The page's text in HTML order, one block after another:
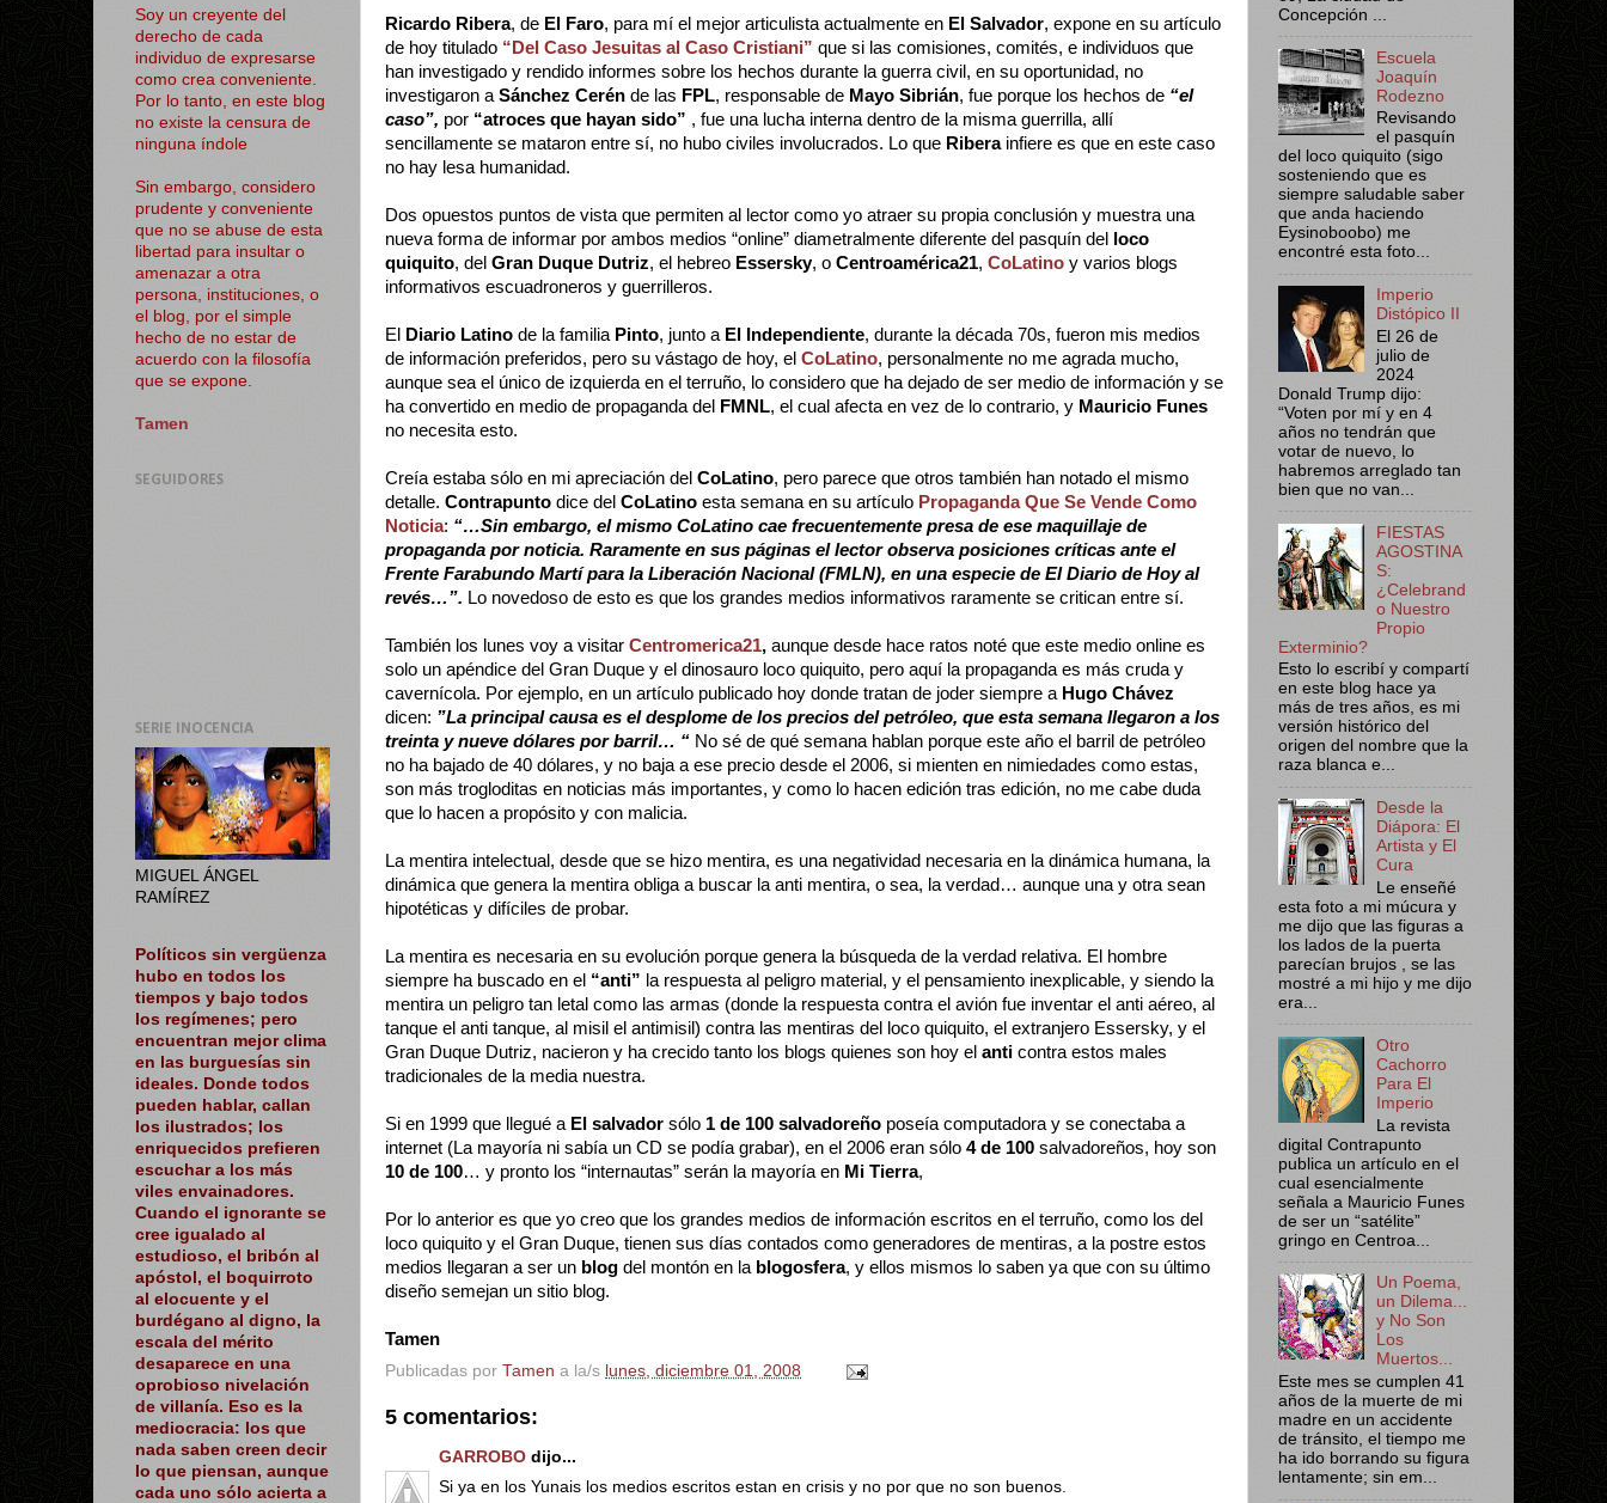
Ricardo Ribera, de El Faro, para mí el mejor articulista actualmente en El Salvador, expone en su artículo
de hoy titulado “Del Caso Jesuitas al Caso Cristiani” que si las comisiones, comités, e individuos que
han investigado y rendido informes sobre los hechos durante la guerra civil, en su oportunidad, no
investigaron a Sánchez Cerén de las FPL, responsable de Mayo Sibrián, fue porque los hechos de “el
caso”, por “atroces que hayan sido” , fue una lucha interna dentro de la misma guerrilla, allí
sencillamente se mataron entre sí, no hubo civiles involucrados. Lo que Riberainfiere es que en este caso
no hay lesa humanidad.
Dos opuestos puntos de vista que permiten al lector como yo atraer su propia conclusión y muestra una
nueva forma de informar por ambos medios “online” diametralmente diferente del pasquín del loco
quiquito, del Gran Duque Dutriz, el hebreo Essersky, o Centroamérica21, CoLatino y varios blogs
informativos escuadroneros y guerrilleros.
El Diario Latino de la familia Pinto, junto a El Independiente, durante la década 70s, fueron mis medios
de información preferidos, pero su vástago de hoy, el CoLatino, personalmente no me agrada mucho,
aunque sea el único de izquierda en el terruño, lo considero que ha dejado de ser medio de información y se
ha convertido en medio de propaganda del FMNL, el cual afecta en vez de lo contrario, y Mauricio Funes
no necesita esto.
Creía estaba sólo en mi apreciación del CoLatino, pero parece que otros también han notado el mismo
detalle. Contrapunto dice del CoLatino esta semana en su artículo Propaganda Que Se Vende Como
Noticia: “…Sin embargo, el mismo CoLatino cae frecuentemente presa de ese maquillaje de
propaganda por noticia. Raramente en sus páginas el lector observa posiciones críticas ante el
Frente Farabundo Martí para la Liberación Nacional (FMLN), en una especie de El Diario de Hoy al
revés…”. Lo novedoso de esto es que los grandes medios informativos raramente se critican entre sí.
También los lunes voy a visitar Centromerica21, aunque desde hace ratos noté que este medio online es
solo un apéndice del Gran Duque y el dinosauro loco quiquito, pero aquí la propaganda es más cruda y
cavernícola. Por ejemplo, en un artículo publicado hoy donde tratan de joder siempre a Hugo Chávez
dicen: ”La principal causa es el desplome de los precios del petróleo, que esta semana llegaron a los
treinta y nueve dólares por barril… “ No sé de qué semana hablan porque este año el barril de petróleo
no ha bajado de 40 dólares, y no baja a ese precio desde el 2006, si mienten en nimiedades como estas,
son más trogloditas en noticias más importantes, y como lo hacen edición tras edición, no me cabe duda
que lo hacen a propósito y con malicia.
La mentira intelectual, desde que se hizo mentira, es una negatividad necesaria en la dinámica humana, la
dinámica que genera la mentira obliga a buscar la anti mentira, o sea, la verdad… aunque una y otra sean
hipotéticas y difíciles de probar.
La mentira es necesaria en su evolución porque genera la búsqueda de la verdad relativa. El hombre
siempre ha buscado en el “anti” la respuesta al peligro material, y el pensamiento inexplicable, y siendo la
mentira un peligro tan letal como las armas (donde la respuesta contra el avión fue inventar el anti aéreo, al
tanque el anti tanque, al misil el antimisil) contra las mentiras del loco quiquito, el extranjero Essersky, y el
Gran Duque Dutriz, nacieron y ha crecido tanto los blogs quienes son hoy el anti contra estos males
tradicionales de la media nuestra.
Si en 1999 que llegué a El salvador sólo 1 de 100 salvadoreño poseía computadora y se conectaba a
internet (La mayoría ni sabía un CD se podía grabar), en el 2006 eran sólo 4 de 100 salvadoreños, hoy son
10 de 100… y pronto los “internautas” serán la mayoría en Mi Tierra,
Por lo anterior es que yo creo que los grandes medios de información escritos en el terruño, como los del
loco quiquito y el Gran Duque, tienen sus días contados como generadores de mentiras, a la postre estos
medios llegaran a ser un blog del montón en la blogosfera, y ellos mismos lo saben ya que con su último
diseño semejan un sitio blog.
Tamen
Publicadas por Tamen a la/s lunes, diciembre 01, 2008
5 comentarios:
GARROBO dijo...
Si ya en los Yunais los medios escritos estan en crisis y no por que no son buenos.
Soy un creyente del
derecho de cada
individuo de expresarse
como crea conveniente.
Por lo tanto, en este blog
no existe la censura de
ninguna índole
Sin embargo, considero
prudente y conveniente
que no se abuse de esta
libertad para insultar o
amenazar a otra
persona, instituciones, o
el blog, por el simple
hecho de no estar de
acuerdo con la filosofía
que se expone.
Tamen
SEGUIDORES
SERIE INOCENCIA
MIGUEL ÁNGEL
RAMÍREZ
Políticos sin vergüenza
hubo en todos los
tiempos y bajo todos
los regímenes; pero
encuentran mejor clima
en las burguesías sin
ideales. Donde todos
pueden hablar, callan
los ilustrados; los
enriquecidos prefieren
escuchar a los más
viles envainadores.
Cuando el ignorante se
cree igualado al
estudioso, el bribón al
apóstol, el boquirroto
al elocuente y el
burdégano al digno, la
escala del mérito
desaparece en una
oprobioso nivelación
de villanía. Eso es la
mediocracia: los que
nada saben creen decir
lo que piensan, aunque
cada uno sólo acierta a
Concepción ...
Escuela
Joaquín
Rodezno
Revisando
el pasquín
del loco quiquito (sigo
sosteniendo que es
siempre saludable saber
que anda haciendo
Eysinoboobo) me
encontré esta foto...
Imperio
Distópico II
El 26 de
julio de
2024
Donald Trump dijo:
“Voten por mí y en 4
años no tendrán que
votar de nuevo, lo
habremos arreglado tan
bien que no van...
FIESTAS
AGOSTINA
S:
¿Celebrand
o Nuestro
Propio
Exterminio?
Esto lo escribí y compartí
en este blog hace ya
más de tres años, es mi
versión histórico del
origen del nombre que la
raza blanca e...
Desde la
Diápora: El
Artista y El
Cura
Le enseñé
esta foto a mi múcura y
me dijo que las figuras a
los lados de la puerta
parecían brujos , se las
mostré a mi hijo y me dijo
era...
Otro
Cachorro
Para El
Imperio
La revista
digital Contrapunto
publica un artículo en el
cual esencialmente
señala a Mauricio Funes
de ser un “satélite”
gringo en Centroa...
Un Poema,
un Dilema...
y No Son
Los
Muertos...
Este mes se cumplen 41
años de la muerte de mi
madre en un accidente
de tránsito, el tiempo me
ha ido borrando su figura
lentamente; sin em...